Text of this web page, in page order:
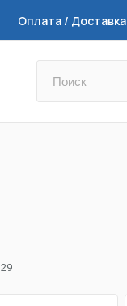
Оплата / Доставка
29